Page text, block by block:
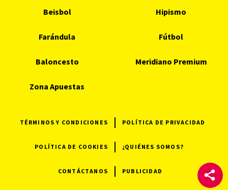
Beisbol Hipismo
Farándula Fútbol
Baloncesto Meridiano Premium
Zona Apuestas
TÉRMINOS Y CONDICIONES POLÍTICA DE PRIVACIDAD
POLÍTICA DE COOKIES ¿QUIÉNES SOMOS?
CONTÁCTANOS PUBLICIDAD